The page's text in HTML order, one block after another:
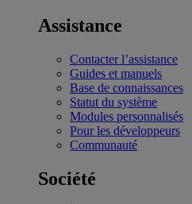
Assistance
Contacter l’assistance
Guides et manuels
Base de connaissances
Statut du système
Modules personnalisés
Pour les développeurs
Communauté
Société